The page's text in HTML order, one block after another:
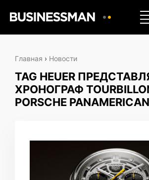
Главная › Новости
TAG HEUER
ХРОНОГРАФ
PORSCHE